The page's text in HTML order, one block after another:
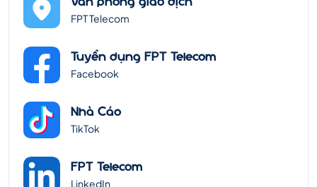
FPT Telecom
Tuyển dụng FPT Telecom
Facebook
Nhà Cáo
TikTok
FPT Telecom
LinkedIn